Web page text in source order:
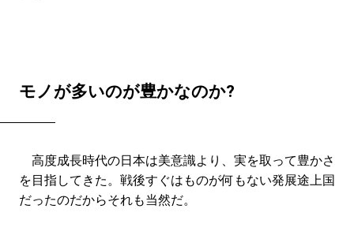
モノが多いのが豊かなのか?
高度成長時代の日本は美意識より、実を取って豊かさ
を目指してきた。戦後すぐはものが何もない発展途上国
だったのだからそれも当然だ。